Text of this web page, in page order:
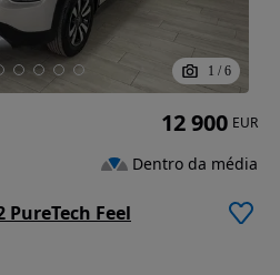
1 / 6
PureTech Feel
12 900 EUR
Dentro da média